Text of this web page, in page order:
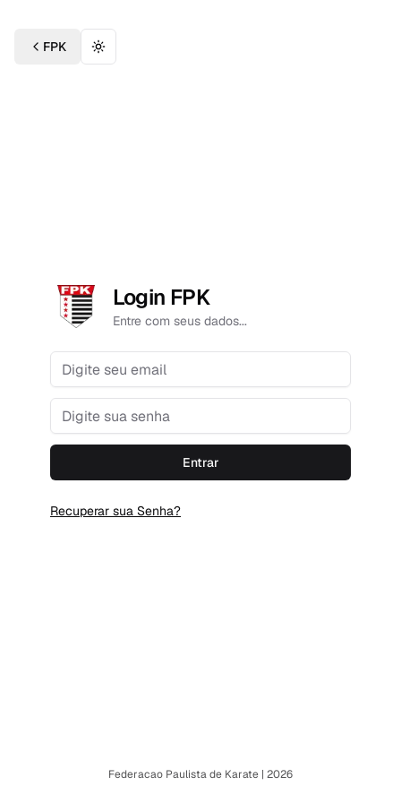
FPK Toggle theme
Login FPK
Entre com seus dados...
Email
Senha
Entrar
Recuperar sua Senha?
Federacao Paulista de Karate | 2026